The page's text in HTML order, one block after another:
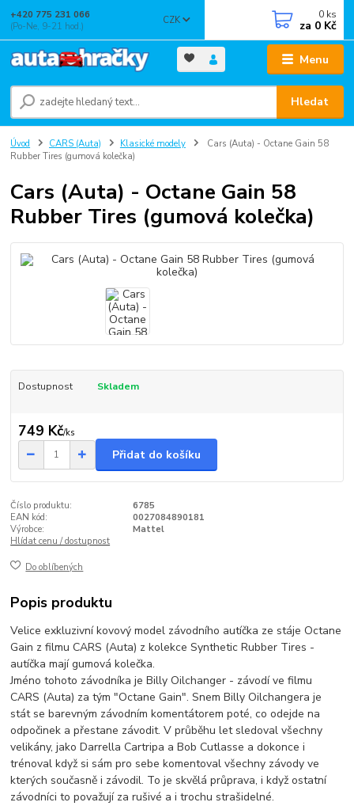
Menu
CZK
Hledat
+420 775 231 066
(Po-Ne, 9-21 hod.)
0 ks
za 0 Kč
Úvod CARS (Auta) Klasické modely
Cars (Auta) - Octane Gain 58
Rubber Tires (gumová kolečka)
Cars (Auta) - Octane Gain 58
Rubber Tires (gumová kolečka)
Dostupnost Skladem
749 Kč/ks
Přidat do košíku
Číslo produktu:
6785
EAN kód:
0027084890181
Výrobce:
Mattel
Hlídat cenu / dostupnost
Do oblíbených
Popis produktu
Velice exkluzivní kovový model závodního autíčka ze stáje Octane
Gain z filmu CARS (Auta) z kolekce Synthetic Rubber Tires -
autíčka mají gumová kolečka.
Jméno tohoto závodníka je Billy Oilchanger - závodí ve filmu
CARS (Auta) za tým "Octane Gain". Snem Billy Oilchangera je
stát se barevným závodním komentátorem poté, co odejde na
odpočinek a přestane závodit. V průběhu let sledoval všechny
velikány, jako Darrella Cartripa a Bob Cutlasse a dokonce i
trénoval když si sám pro sebe komentoval všechny závody ve
kterých současně i závodil. To je skvělá průprava, i když ostatní
závodníci to považují za rušivé a i trochu strašidelné.